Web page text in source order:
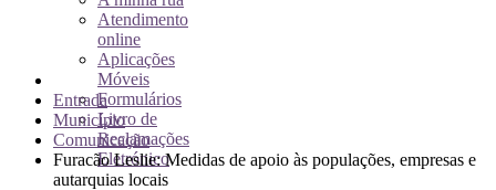
Atendimento
online
Aplicações
Móveis
Formulários
Livro de
Reclamações
Eletrónico
Entrada
Município
Comunicação
Furacão Leslie: Medidas de apoio às populações, empresas e
autarquias locais